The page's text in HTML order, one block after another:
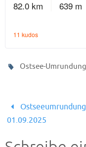
Ostsee-
01.09.2025